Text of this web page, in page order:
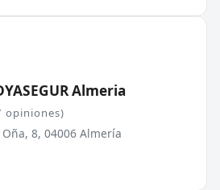
Almeria
opiniones)
8, 04006 Almería